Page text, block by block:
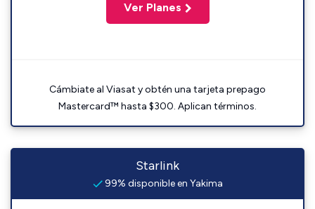
Ver Planes
Cámbiate al Viasat y obtén una tarjeta prepago
Mastercard™ hasta $300. Aplican términos.
Starlink
99% disponible en Yakima